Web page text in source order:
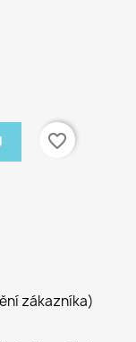
favorite_border
zákazníka)